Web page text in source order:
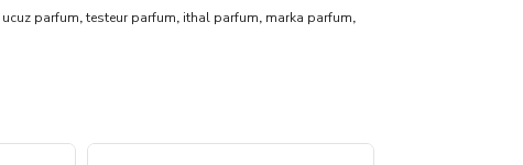
ucuz parfum, testeur parfum, ithal parfum, marka parfum,